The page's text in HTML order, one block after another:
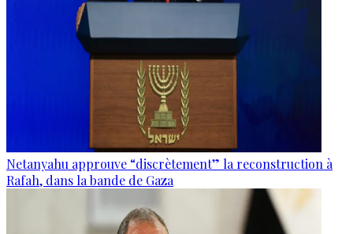
Netanyahu approuve “discrètement” la reconstruction à
Rafah, dans la bande de Gaza